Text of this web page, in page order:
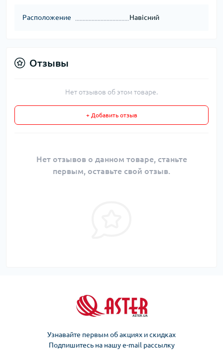
Расположение Навісний
Отзывы
Нет отзывов об этом товаре.
+ Добавить отзыв
Нет отзывов о данном товаре, станьте
первым, оставьте свой отзыв.
Узнавайте первым об акциях и скидках
Подпишитесь на нашу e-mail рассылку